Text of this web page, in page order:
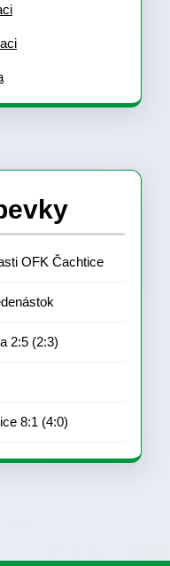
OFK Čachtice
2:5 (2:3)
8:1 (4:0)